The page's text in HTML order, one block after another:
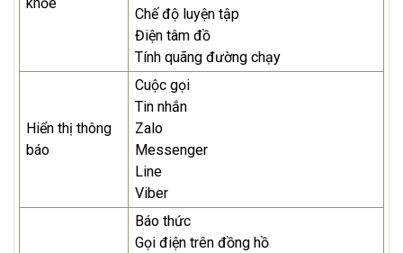
Chế độ luyện tập
Điện tâm đồ
Tính quãng đường chạy
Hiển thị thông
báo
Cuộc gọi
Tin nhắn
Zalo
Messenger
Line
Viber
Báo thức
Gọi điện trên đồng hồ